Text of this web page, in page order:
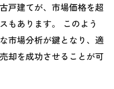
戸建てが、市場価格を超
もあります。 このよう
市場分析が鍵となり、適
却を成功させることが可